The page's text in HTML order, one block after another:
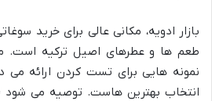
بازار ادویه، مکانی عالی برای خرید
طعم ها و عطرهای اصیل ترکیه است.
نمونه هایی برای تست کردن ارائه می
انتخاب بهترین هاست. توصیه می شود